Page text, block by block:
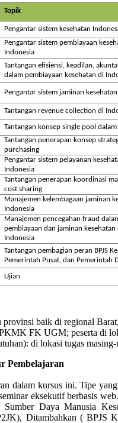
Topik
Pengantar sistem kesehatan
Pengantar sistem pembiayaan
Indonesia
Tantangan efisiensi, keadilan,
dalam pembiayaan kesehatan di
Pengantar sistem jaminan
Tantangan revenue collection di
Tantangan konsep single pool dalam
Tantangan penerapan konsep
purchasing
Pengantar sistem pelayanan
Indonesia
Tantangan penerapan koordinasi
cost sharing
Manajemen kelembagaan jaminan
Indonesia
Manajemen pencegahan fraud
pembiayaan dan jaminan kesehatan
Indonesia
Tantangan pembagian peran BPJS
Pemerintah Pusat, dan Pemerintah
Ujian
baik di regional
FK UGM; peserta di
di lokasi tugas masing-
Pembelajaran
dalam kursus ini. Tipe
eksekutif berbasis
Sumber Daya Manusia
Ditambahkan ( BPJS